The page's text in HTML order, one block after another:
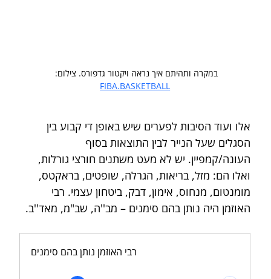
במקרה ותהיתם איך נראה ויקטור גדפורס. צילום:
FIBA.BASKETBALL
אלו ועוד הסיבות לפערים שיש באופן די קבוע בין
הסגלים שעל הנייר לבין התוצאות בסוף
העונה/קמפיין. יש לא מעט משתנים חורצי גורלות,
ואלו הם: מזל, בריאות, הגרלה, שופטים, בראקטס,
מומנטום, מנחוס, אימון, דבק, ביטחון עצמי. רבי
האוזמן היה נותן בהם סימנים – מב''ה, שב"מ, מאד''ב.
רבי האוזמן נותן בהם סימנים